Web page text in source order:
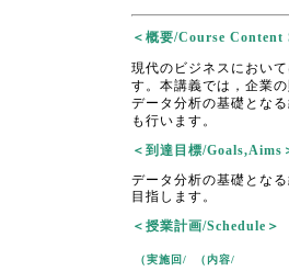
＜概要/Course Content
現代のビジネスにおい
す。本講義では，企業
データ分析の基礎とな
も行います。
＜到達目標/Goals,Aims
データ分析の基礎とな
目指します。
＜授業計画/Schedule＞
（実施回/
（内容/